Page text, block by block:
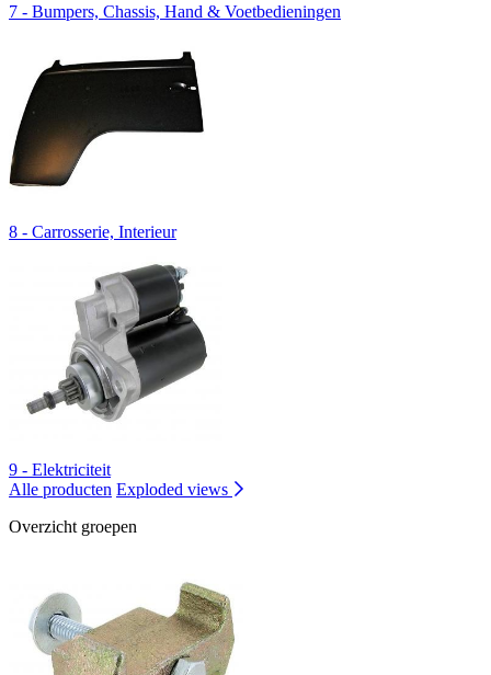
7 - Bumpers, Chassis, Hand & Voetbedieningen
8 - Carrosserie, Interieur
9 - Elektriciteit
Alle producten Exploded views
Overzicht groepen